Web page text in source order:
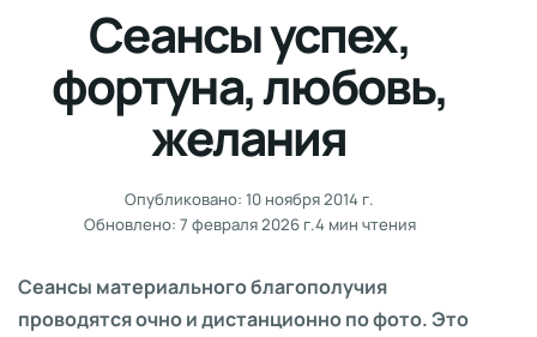
Сеансы успех,
фортуна, любовь,
желания
Опубликовано: 10 ноября 2014 г.
Обновлено: 7 февраля 2026 г.4 мин чтения
Сеансы материального благополучия
проводятся очно и дистанционно по фото. Это